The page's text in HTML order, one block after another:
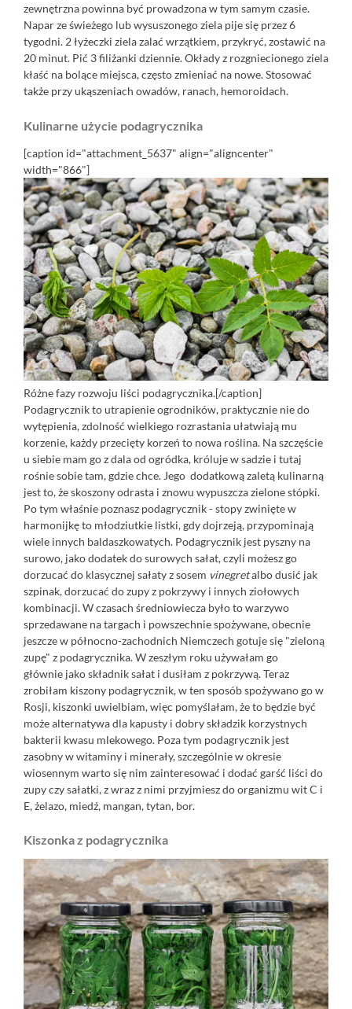
zewnętrzna powinna być prowadzona w tym samym czasie.
Napar ze świeżego lub wysuszonego ziela pije się przez 6
tygodni. 2 łyżeczki ziela zalać wrzątkiem, przykryć, zostawić na
20 minut. Pić 3 filiżanki dziennie. Okłady z rozgniecionego ziela
kłaść na bolące miejsca, często zmieniać na nowe. Stosować
także przy ukąszeniach owadów, ranach, hemoroidach.
Kulinarne użycie podagrycznika
[caption id="attachment_5637" align="aligncenter"
width="866"]
Różne fazy rozwoju liści podagrycznika.[/caption]
Podagrycznik to utrapienie ogrodników, praktycznie nie do
wytępienia, zdolność wielkiego rozrastania ułatwiają mu
korzenie, każdy przecięty korzeń to nowa roślina. Na szczęście
u siebie mam go z dala od ogródka, króluje w sadzie i tutaj
rośnie sobie tam, gdzie chce. Jego dodatkową zaletą kulinarną
jest to, że skoszony odrasta i znowu wypuszcza zielone stópki.
Po tym właśnie poznasz podagrycznik - stopy zwinięte w
harmonijkę to młodziutkie listki, gdy dojrzeją, przypominają
wiele innych baldaszkowatych. Podagrycznik jest pyszny na
surowo, jako dodatek do surowych sałat, czyli możesz go
dorzucać do klasycznej sałaty z sosem vinegretalbo dusić jak
szpinak, dorzucać do zupy z pokrzywy i innych ziołowych
kombinacji. W czasach średniowiecza było to warzywo
sprzedawane na targach i powszechnie spożywane, obecnie
jeszcze w północno-zachodnich Niemczech gotuje się "zieloną
zupę" z podagrycznika. W zeszłym roku używałam go
głównie jako składnik sałat i dusiłam z pokrzywą. Teraz
zrobiłam kiszony podagrycznik, w ten sposób spożywano go w
Rosji, kiszonki uwielbiam, więc pomyślałam, że to będzie być
może alternatywa dla kapusty i dobry składzik korzystnych
bakterii kwasu mlekowego. Poza tym podagrycznik jest
zasobny w witaminy i minerały, szczególnie w okresie
wiosennym warto się nim zainteresować i dodać garść liści do
zupy czy sałatki, z wraz z nimi przyjmiesz do organizmu wit C i
E, żelazo, miedź, mangan, tytan, bor.
Kiszonka z podagrycznika